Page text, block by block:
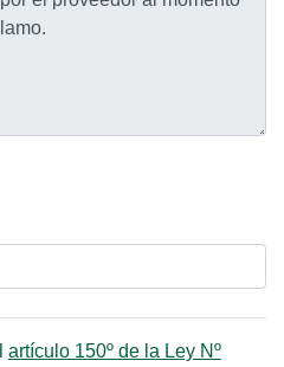
artículo 150º de la Ley Nº